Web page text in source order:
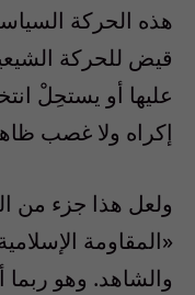
هذه الحركة
عليها أو يستحِلْ
إكراه ولا غصب
ولعل هذا جزء من
«المقاومة
والشاهد. وهو ربما